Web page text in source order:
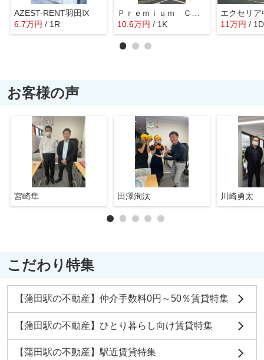
AZEST-RENT羽田Ⅸ
6.7万円 / 1R
Ｐｒｅｍｉｕｍ Ｃｕｂｅ大岡山
10.6万円 / 1K
エクセリア
11万円 /
お客様の声
宮崎隼 田澤洵汰 川崎勇太
こだわり特集
【蒲田駅の不動産】仲介手数料0円～50％賃貸特集
【蒲田駅の不動産】ひとり暮らし向け賃貸特集
【蒲田駅の不動産】駅近賃貸特集